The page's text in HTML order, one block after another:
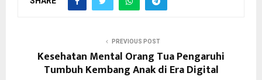
PREVIOUS POST
Kesehatan Mental Orang Tua Pengaruhi
Tumbuh Kembang Anak di Era Digital